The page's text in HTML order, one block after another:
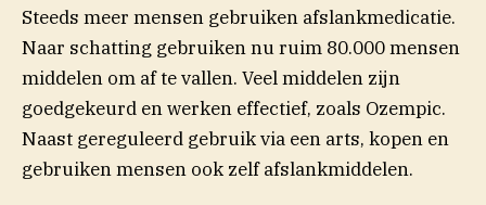
Steeds meer mensen gebruiken afslankmedicatie.
Naar schatting gebruiken nu ruim 80.000 mensen
middelen om af te vallen. Veel middelen zijn
goedgekeurd en werken effectief, zoals Ozempic.
Naast gereguleerd gebruik via een arts, kopen en
gebruiken mensen ook zelf afslankmiddelen.